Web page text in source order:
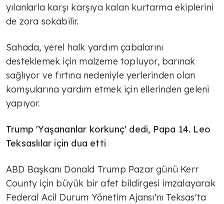
yılanlarla karşı karşıya kalan kurtarma ekiplerini
de zora sokabilir.
Sahada, yerel halk yardım çabalarını
desteklemek için malzeme topluyor, barınak
sağlıyor ve fırtına nedeniyle yerlerinden olan
komşularına yardım etmek için ellerinden geleni
yapıyor.
Trump 'Yaşananlar korkunç' dedi, Papa 14. Leo
Teksaslılar için dua etti
ABD Başkanı Donald Trump Pazar günü Kerr
County için büyük bir afet bildirgesi imzalayarak
Federal Acil Durum Yönetim Ajansı'nı Teksas'ta